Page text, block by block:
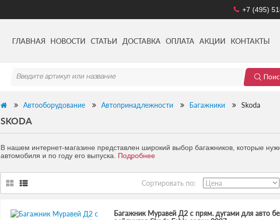
+7 (495)
ГЛАВНАЯ НОВОСТИ СТАТЬИ ДОСТАВКА ОПЛАТА АКЦИИ КОНТАКТЫ
Автооборудование Автопринадлежности Багажники Skoda
SKODA
В нашем интернет-магазине представлен широкий выбор багажников, которые
автомобиля и по году его выпуска. Подробнее
Сортировать по:
Багажник Муравей Д2 с прям. дугами для авто